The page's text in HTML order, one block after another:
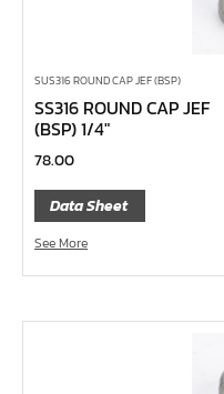
หน้าแปลนเชื่อมเหล็ก JEF
หน้าแปลนเชื่อมเหล็ก JEF
หน้าแปลนเชื่อมเหล็ก JEF
ประแจตะขอ
คีมตัดสายเคเบิ้ล
คีมย้ำสายไฟ
คีมล๊อค
คีมหนีบ-ถ่างแหวน
คีมปากแหลม
SUS316 ROUND CAP JEF (BSP)
SS316 ROUND CAP JEF
(BSP) 1/4″
78.00
Data Sheet
See More